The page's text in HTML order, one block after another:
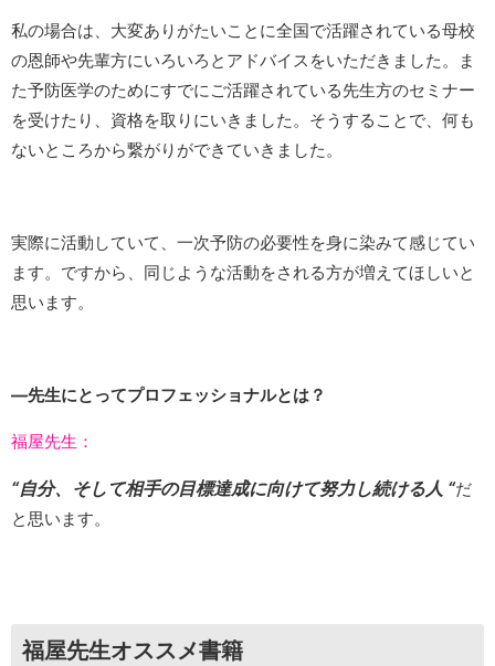
私の場合は、大変ありがたいことに全国で活躍されている母校
の恩師や先輩方にいろいろとアドバイスをいただきました。ま
た予防医学のためにすでにご活躍されている先生方のセミナー
を受けたり、資格を取りにいきました。そうすることで、何も
ないところから繋がりができていきました。
実際に活動していて、一次予防の必要性を身に染みて感じてい
ます。ですから、同じような活動をされる方が増えてほしいと
思います。
―先生にとってプロフェッショナルとは？
福屋先生：
“自分、そして相手の目標達成に向けて努力し続ける人 “だ
と思います。
福屋先生オススメ書籍